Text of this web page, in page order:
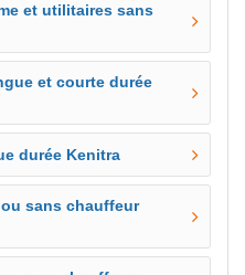
et utilitaires sans
et courte durée
durée Kenitra
sans chauffeur